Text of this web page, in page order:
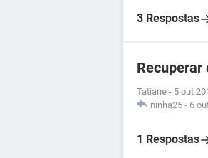
3 Respostas
Tatiane - 5 out
ninha25 - 6
1 Respostas